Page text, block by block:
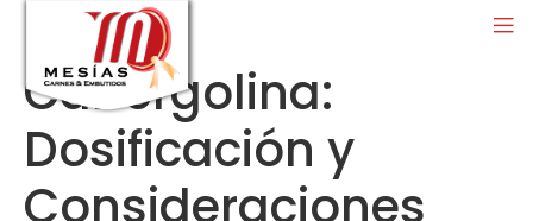
Cabergolina:
Dosificación y
Consideraciones